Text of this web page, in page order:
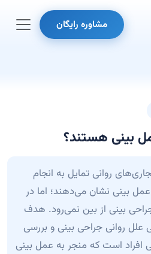
مشاوره رایگان
بینی هستند؟
روانی تمایل به انجام
بینی نشان می‌دهند؛ اما در
بینی از بین نمی‌رود. هدف
علل روانی جراحی بینی و بررسی
است که منجر به عمل بینی